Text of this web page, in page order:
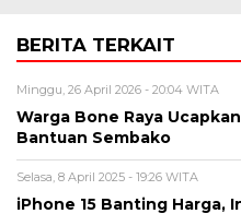
BERITA TERKAIT
Minggu, 26 April 2026 - 20:04 WITA
Warga Bone Raya
Bantuan Sembako
Selasa, 8 April 2025 - 19:26 WITA
iPhone 15 Banting Harga,